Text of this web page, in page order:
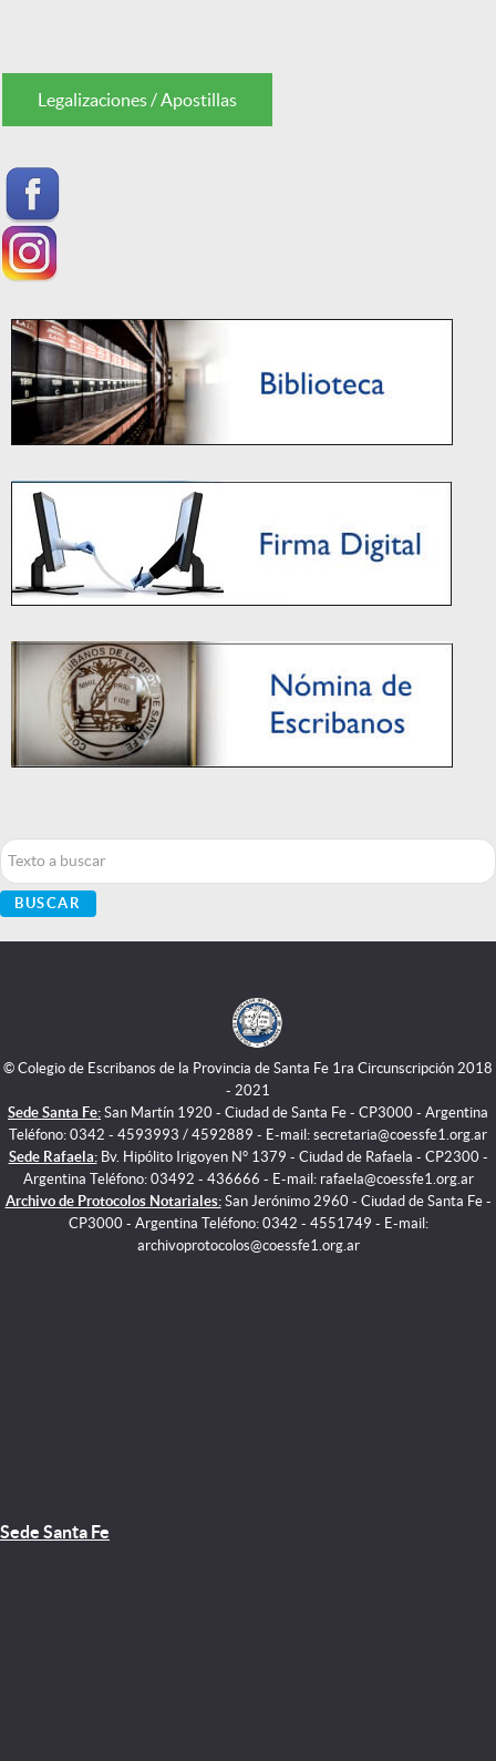
Buscar...
BUSCAR
© Colegio de Escribanos de la Provincia de Santa Fe 1ra Circunscripción 2018
- 2021
Sede Santa Fe: San Martín 1920 - Ciudad de Santa Fe - CP3000 - Argentina
Teléfono: 0342 - 4593993 / 4592889 - E-mail: secretaria@coessfe1.org.ar
Sede Rafaela:Bv. Hipólito Irigoyen N° 1379 - Ciudad de Rafaela - CP2300 -
Argentina Teléfono: 03492 - 436666 - E-mail: rafaela@coessfe1.org.ar
Archivo de Protocolos Notariales:San Jerónimo 2960 - Ciudad de Santa Fe -
CP3000 - Argentina Teléfono: 0342 - 4551749 - E-mail:
archivoprotocolos@coessfe1.org.ar
Sede Santa Fe